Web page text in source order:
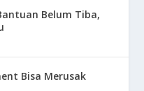
Belum Tiba,
Bisa Merusak